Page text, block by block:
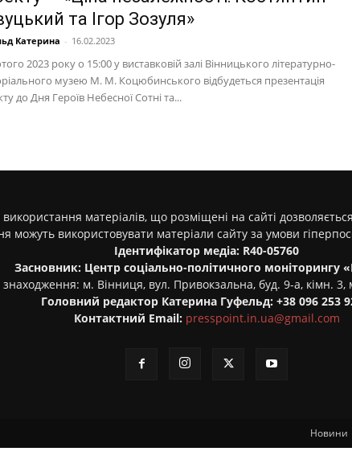
та Ігор Зозуля»
Катерина - 16.02.2023
2023 року о 15:00 у виставковій залі Вінницького літературно-
музею М. М. Коцюбинського відбудеться презентація
до Дня Героїв Небесної Сотні та...
матеріалів, що розміщені на сайті
можуть використовувати матеріали сайту за умови
Ідентифікатор медіа: R40-05760
Засновник: Центр соціально-політичного моніторингу
знаходження: м. Вінниця, вул. Привокзальна, буд. 9-а, кімн. 3,
Головний редактор Катерина Гуфельд: +38 096 253
Контактний Email: presspoint.in.ua@gmail.com
Новини